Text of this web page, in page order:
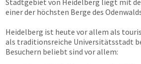
Stadtgebiet von Heidelberg liegt mit
einer der höchsten Berge des
Heidelberg ist heute vor allem als
als traditionsreiche Universitätsstadt
Besuchern beliebt sind vor allem: